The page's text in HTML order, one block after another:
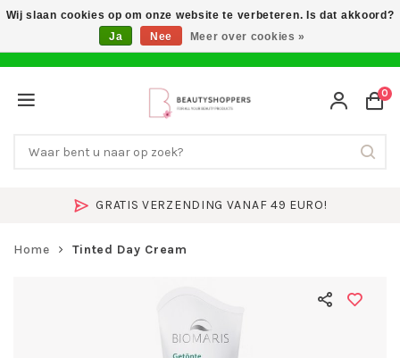
GRATIS VERZENDING VANAF 49 EURO!
0
Home Tinted Day Cream
Wij slaan cookies op om onze website te verbeteren. Is dat akkoord?
Ja
Nee Meer over cookies »